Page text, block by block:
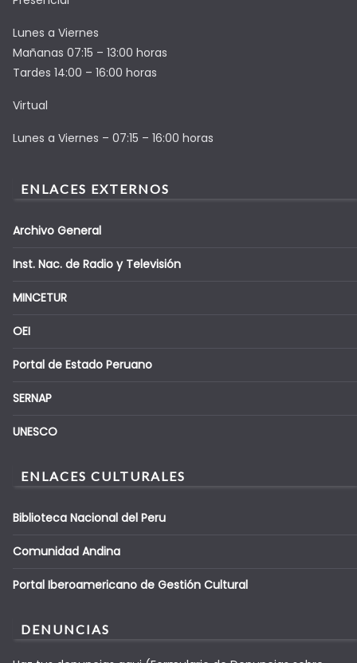
Lunes a Viernes
Mañanas 07:15 – 13:00 horas
Tardes 14:00 – 16:00 horas
Virtual
Lunes a Viernes – 07:15 – 16:00 horas
ENLACES EXTERNOS
Archivo General
Inst. Nac. de Radio y Televisión
MINCETUR
OEI
Portal de Estado Peruano
SERNAP
UNESCO
ENLACES CULTURALES
Biblioteca Nacional del Peru
Comunidad Andina
Portal Iberoamericano de Gestión Cultural
DENUNCIAS